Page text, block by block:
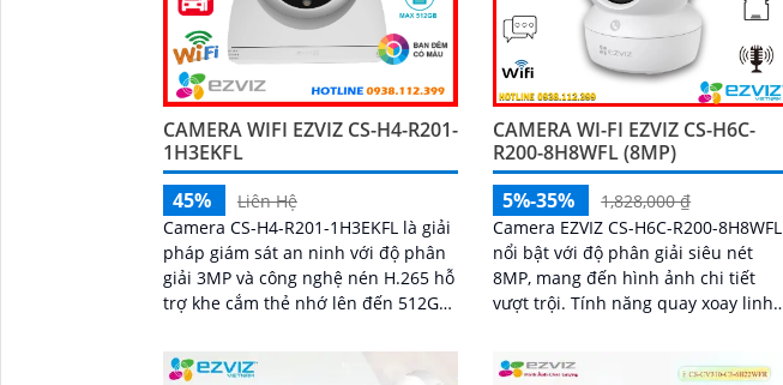
CAMERA WIFI EZVIZ CS-H4-R201-
1H3EKFL
45%
Liên Hệ
Camera CS-H4-R201-1H3EKFL là giải
pháp giám sát an ninh với độ phân
giải 3MP và công nghệ nén H.265 hỗ
trợ khe cắm thẻ nhớ lên đến 512GB,
sáng 20m, mang đến hình ảnh ban
đêm rõ nét, có màu
CAMERA WI-FI EZVIZ CS-H6C-
R200-8H8WFL (8MP)
5%-35%
1,828,000 ₫
Camera EZVIZ CS-H6C-R200-8H8WFL
nổi bật với độ phân giải siêu nét
8MP, mang đến hình ảnh chi tiết
vượt trội. Tính năng quay xoay linh